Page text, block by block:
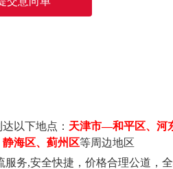
达以下地点： 天津市—和平区、河
海区、蓟州区等周边地区
服务,安全快捷 ， 价格合理公道，